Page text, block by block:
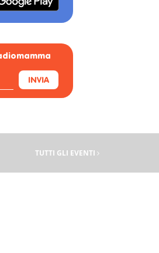
INVIA
TUTTI GLI EVENTI